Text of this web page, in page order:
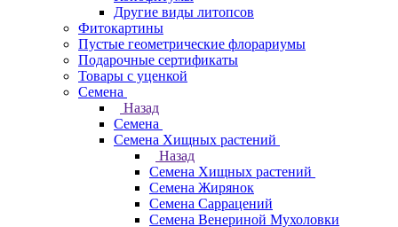
Другие виды литопсов
Фитокартины
Пустые геометрические флорариумы
Подарочные сертификаты
Товары с уценкой
Семена
Назад
Семена
Семена Хищных растений
Назад
Семена Хищных растений
Семена Жирянок
Семена Саррацений
Семена Венериной Мухоловки